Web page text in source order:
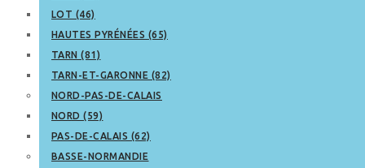
LOT (46)
HAUTES PYRÉNÉES (65)
TARN (81)
TARN-ET-GARONNE (82)
NORD-PAS-DE-CALAIS
NORD (59)
PAS-DE-CALAIS (62)
BASSE-NORMANDIE